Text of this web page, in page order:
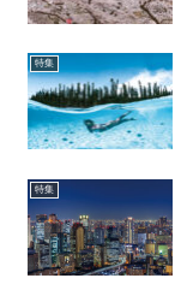
特集
特集